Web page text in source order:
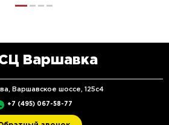
Варшавка
Варшавское шоссе, 125с4
+7 (495) 067-58-77